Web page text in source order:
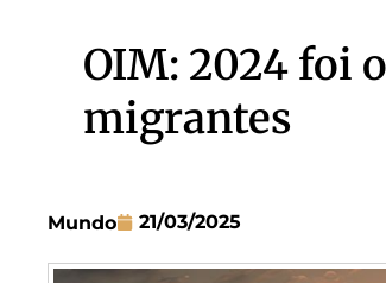
OIM: 2024 foi
migrantes
Mundo 21/03/2025